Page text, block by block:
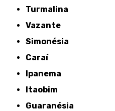
Turmalina
Vazante
Simonésia
Caraí
Ipanema
Itaobim
Guaranésia